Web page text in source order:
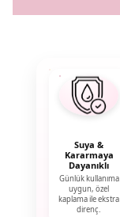
Suya &
Kararmaya
Dayanıklı
Günlük kullanıma
uygun, özel
kaplama ile ekstra
direnç.